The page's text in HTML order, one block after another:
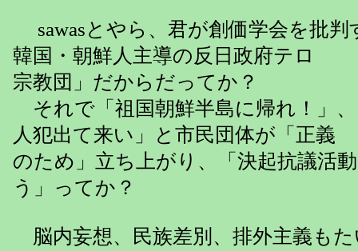
sawasとやら、君が創価学会を批判
韓国・朝鮮人主導の反日政府テロ
宗教団」だからだってか？
それで「祖国朝鮮半島に帰れ！」
人犯出て来い」と市民団体が「正義
のため」立ち上がり、「決起抗議活
う」ってか？
脳内妄想、民族差別、排外主義も